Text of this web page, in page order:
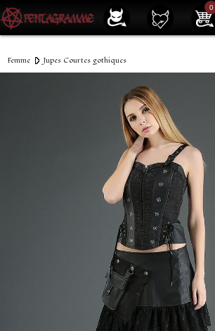
0
Service client 01 40 39 07 94
Newsletter | | Facebook | Instagram
|
Femme Jupes Courtes gothiques